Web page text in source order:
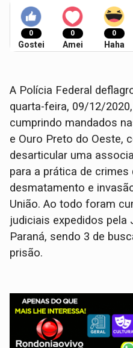
0
Gostei
0
Amei
0
Haha
A Polícia Federal
quarta-feira, 09/12/
cumprindo mandados
e Ouro Preto do Oeste,
desarticular uma
para a prática de crimes
desmatamento e
União. Ao todo foram
judiciais expedidos pela
Paraná, sendo 3 de
prisão.